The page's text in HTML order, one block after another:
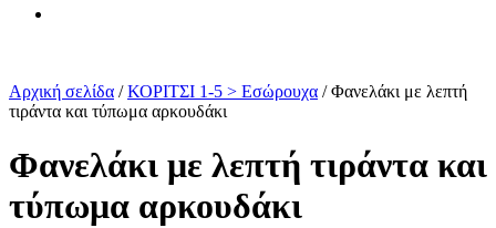
Αρχική σελίδα / ΚΟΡΙΤΣΙ 1-5 > Εσώρουχα /Φανελάκι με λεπτή
τιράντα και τύπωμα αρκουδάκι
Φανελάκι με λεπτή τιράντα και
τύπωμα αρκουδάκι